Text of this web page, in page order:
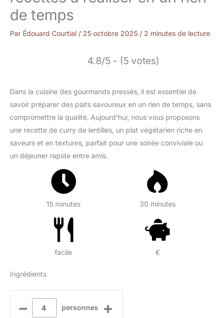
de temps
Par Édouard Courtial / 25 octobre 2025 / 2 minutes de lecture
4.8/5 - (5 votes)
Dans la cuisine des gourmands pressés, il est essentiel de
savoir préparer des plats savoureux en un rien de temps, sans
compromettre la qualité. Aujourd’hui, nous vous proposons
une recette de curry de lentilles, un plat végétarien riche en
saveurs et en textures, parfait pour une soirée conviviale ou
un déjeuner rapide entre amis.
15 minutes 30 minutes
facile €
Ingrédients
– personnes +